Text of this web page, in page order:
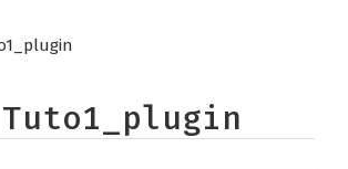
Tuto1_plugin